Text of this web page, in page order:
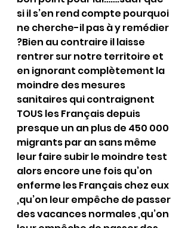
si il s’en rend compte pourquoi
ne cherche-il pas à y remédier
?Bien au contraire il laisse
rentrer sur notre territoire et
en ignorant complètement la
moindre des mesures
sanitaires qui contraignent
TOUS les Français depuis
presque un an plus de 450 000
migrants par an sans même
leur faire subir le moindre test
alors encore une fois qu’on
enferme les Français chez eux
,qu’on leur empêche de passer
des vacances normales ,qu’on